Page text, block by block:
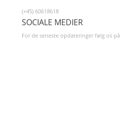
(+45) 60618618
SOCIALE MEDIER
For de seneste opdateringer følg os på